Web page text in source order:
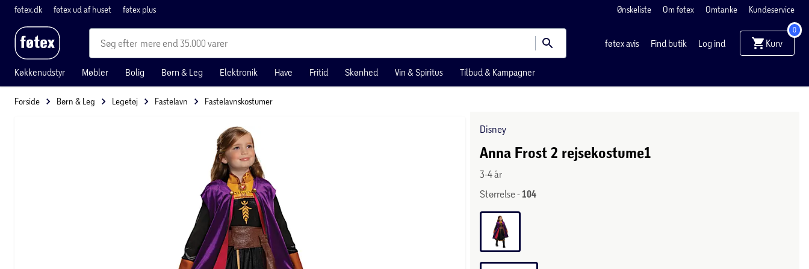
føtex.dk føtex ud af huset føtex plus Ønskeliste Om føtex Omtanke Kundeservice
mere end 35.000 varer føtex avis Find butik Log ind Kurv
0
Køkkenudstyr Møbler Bolig Børn & Leg Elektronik Have Fritid Skønhed Vin & Spiritus Tilbud & Kampagner
Forside Børn & Leg Legetøj Fastelavn Fastelavnskostumer
Disney
Anna Frost 2 rejsekostume1
3-4 år
Størrelse - 104